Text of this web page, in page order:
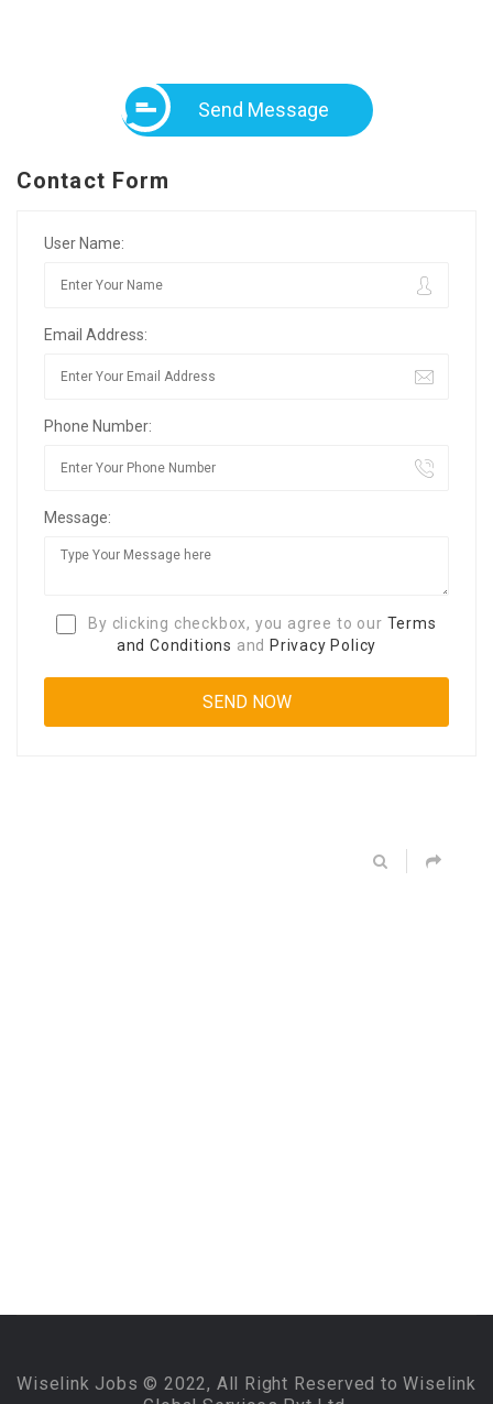
Send Message
Contact Form
User Name:
Email Address:
Phone Number:
Message:
By clicking checkbox, you agree to our Terms
and Conditions and Privacy Policy
Wiselink Jobs © 2022, All Right Reserved to Wiselink